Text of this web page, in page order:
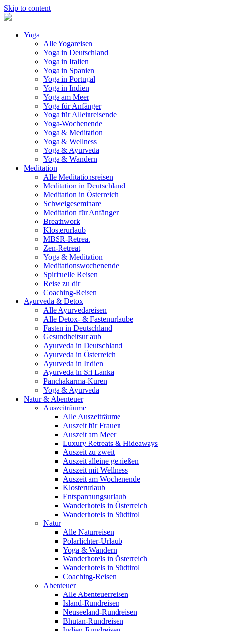
Skip to content
Yoga
Alle Yogareisen
Yoga in Deutschland
Yoga in Italien
Yoga in Spanien
Yoga in Portugal
Yoga in Indien
Yoga am Meer
Yoga für Anfänger
Yoga für Alleinreisende
Yoga-Wochenende
Yoga & Meditation
Yoga & Wellness
Yoga & Ayurveda
Yoga & Wandern
Meditation
Alle Meditationsreisen
Meditation in Deutschland
Meditation in Österreich
Schweigeseminare
Meditation für Anfänger
Breathwork
Klosterurlaub
MBSR-Retreat
Zen-Retreat
Yoga & Meditation
Meditationswochenende
Spirituelle Reisen
Reise zu dir
Coaching-Reisen
Ayurveda & Detox
Alle Ayurvedareisen
Alle Detox- & Fastenurlaube
Fasten in Deutschland
Gesundheitsurlaub
Ayurveda in Deutschland
Ayurveda in Österreich
Ayurveda in Indien
Ayurveda in Sri Lanka
Panchakarma-Kuren
Yoga & Ayurveda
Natur & Abenteuer
Auszeiträume
Alle Auszeiträume
Auszeit für Frauen
Auszeit am Meer
Luxury Retreats & Hideaways
Auszeit zu zweit
Auszeit alleine genießen
Auszeit mit Wellness
Auszeit am Wochenende
Klosterurlaub
Entspannungsurlaub
Wanderhotels in Österreich
Wanderhotels in Südtirol
Natur
Alle Naturreisen
Polarlichter-Urlaub
Yoga & Wandern
Wanderhotels in Österreich
Wanderhotels in Südtirol
Coaching-Reisen
Abenteuer
Alle Abenteuerreisen
Island-Rundreisen
Neuseeland-Rundreisen
Bhutan-Rundreisen